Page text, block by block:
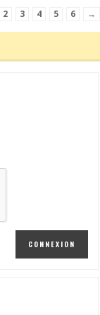
2 3 4 5 6 →
CONNEXION